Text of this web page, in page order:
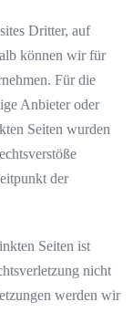
Dritter, auf
können wir für
Für die
Anbieter oder
Seiten wurden
der
Seiten ist
nicht
werden wir